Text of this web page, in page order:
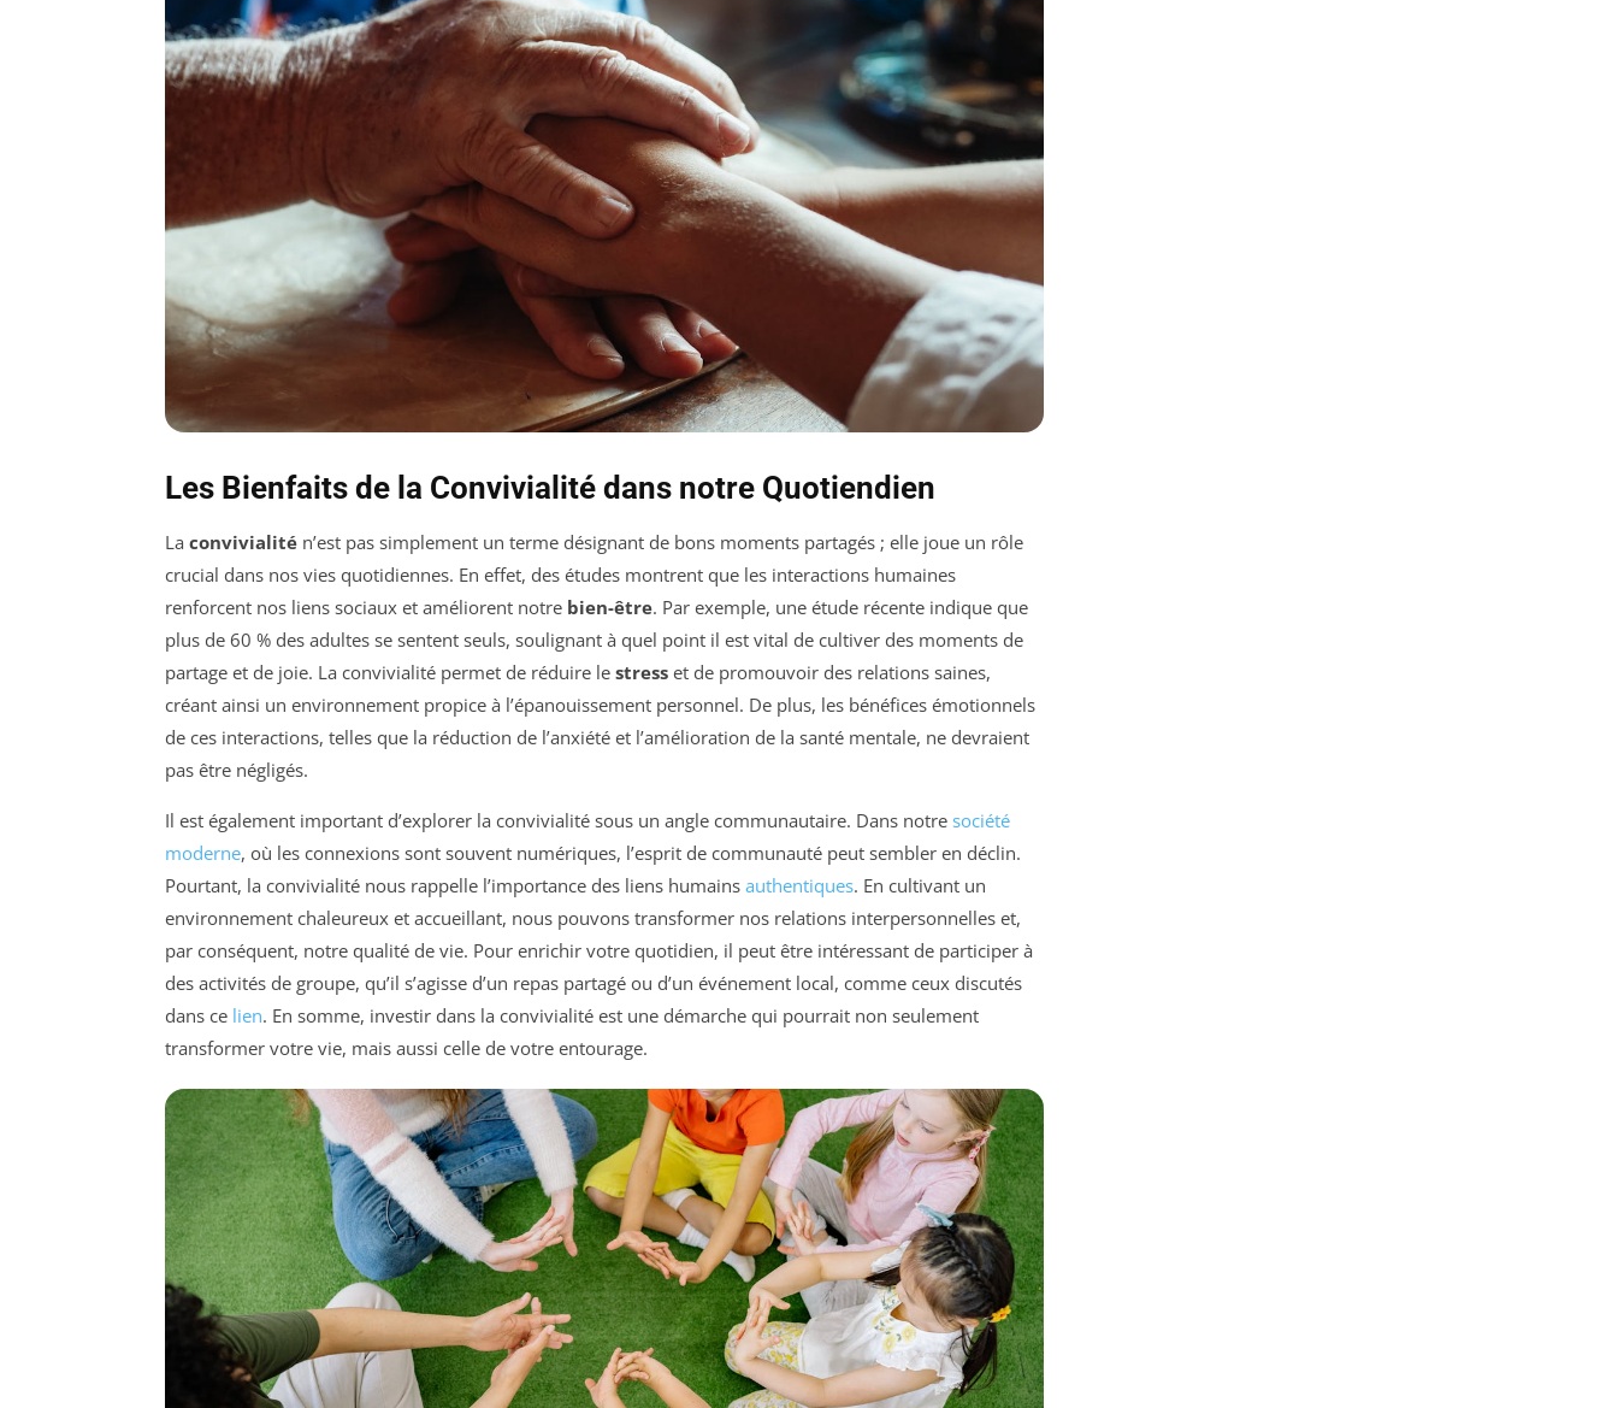
Les Bienfaits de la Convivialité dans notre Quotiendien
La convivialité n’est pas simplement un terme désignant de bons moments partagés ; elle joue un rôle
crucial dans nos vies quotidiennes. En effet, des études montrent que les interactions humaines
renforcent nos liens sociaux et améliorent notre bien-être. Par exemple, une étude récente indique que
plus de 60 % des adultes se sentent seuls, soulignant à quel point il est vital de cultiver des moments de
partage et de joie. La convivialité permet de réduire le stress et de promouvoir des relations saines,
créant ainsi un environnement propice à l’épanouissement personnel. De plus, les bénéfices émotionnels
de ces interactions, telles que la réduction de l’anxiété et l’amélioration de la santé mentale, ne devraient
pas être négligés.
Il est également important d’explorer la convivialité sous un angle communautaire. Dans notre société
moderne, où les connexions sont souvent numériques, l’esprit de communauté peut sembler en déclin.
Pourtant, la convivialité nous rappelle l’importance des liens humains authentiques. En cultivant un
environnement chaleureux et accueillant, nous pouvons transformer nos relations interpersonnelles et,
par conséquent, notre qualité de vie. Pour enrichir votre quotidien, il peut être intéressant de participer à
des activités de groupe, qu’il s’agisse d’un repas partagé ou d’un événement local, comme ceux discutés
dans ce lien. En somme, investir dans la convivialité est une démarche qui pourrait non seulement
transformer votre vie, mais aussi celle de votre entourage.